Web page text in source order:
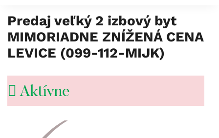
Predaj veľký 2 izbový byt
MIMORIADNE ZNÍŽENÁ CENA
LEVICE (099-112-MIJK)
Aktívne